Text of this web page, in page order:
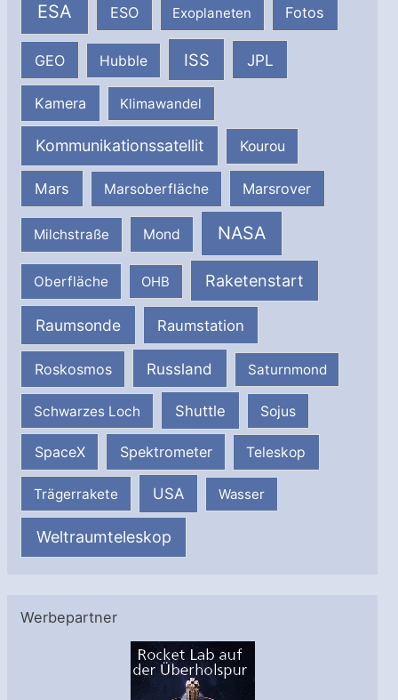
ESA ESO Exoplaneten Fotos
GEO Hubble ISS JPL
Kamera Klimawandel
Kommunikationssatellit Kourou
Mars Marsoberfläche Marsrover
Milchstraße Mond NASA
Oberfläche OHB Raketenstart
Raumsonde Raumstation
Roskosmos Russland Saturnmond
Schwarzes Loch Shuttle Sojus
SpaceX Spektrometer Teleskop
Trägerrakete USA Wasser
Weltraumteleskop
Werbepartner